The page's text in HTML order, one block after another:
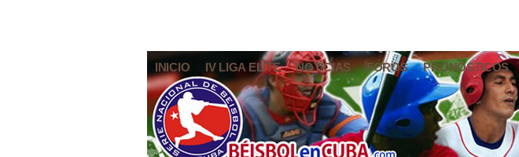
INICIO IV LIGA ELITE NOTICIAS FOROS PRONÓSTICOS